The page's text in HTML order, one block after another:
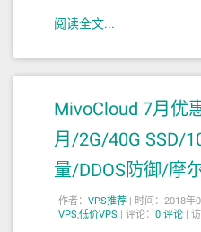
阅读全文...
MivoCloud 7月优
月/2G/40G SSD/
量/DDOS防御/摩
作者： VPS推荐 | 时间：2018年
VPS,低价VPS | 评论： 0 评论 |